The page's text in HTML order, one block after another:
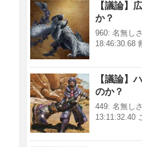
【議論】
か？
960: 名無し
18:46:30.68
【議論】
のか？
449: 名無し
13:11:32.40